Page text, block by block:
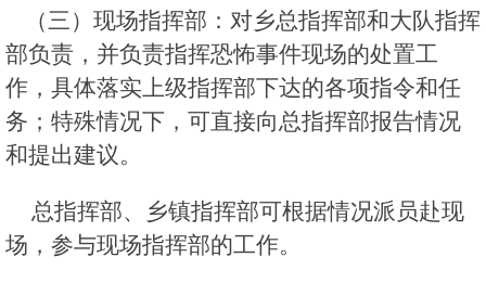
（三）现场指挥部：对乡总指挥部和大队指挥
部负责，并负责指挥恐怖事件现场的处置工
作，具体落实上级指挥部下达的各项指令和任
务；特殊情况下，可直接向总指挥部报告情况
和提出建议。
总指挥部、乡镇指挥部可根据情况派员赴现
场，参与现场指挥部的工作。